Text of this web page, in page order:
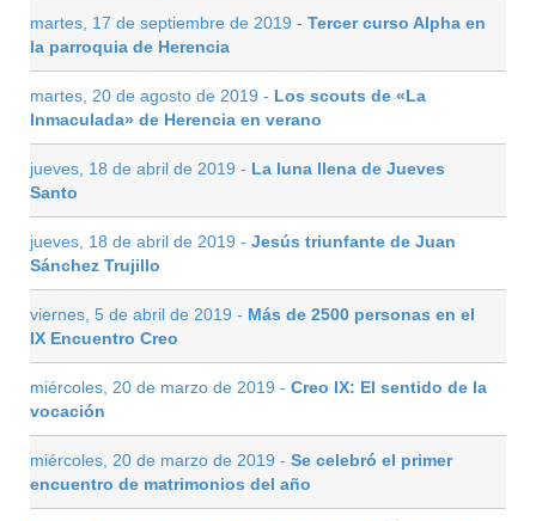
martes, 17 de septiembre de 2019 - Tercer curso Alpha en
la parroquia de Herencia
martes, 20 de agosto de 2019 - Los scouts de «La
Inmaculada» de Herencia en verano
jueves, 18 de abril de 2019 - La luna llena de Jueves
Santo
jueves, 18 de abril de 2019 - Jesús triunfante de Juan
Sánchez Trujillo
viernes, 5 de abril de 2019 - Más de 2500 personas en el
IX Encuentro Creo
miércoles, 20 de marzo de 2019 - Creo IX: El sentido de la
vocación
miércoles, 20 de marzo de 2019 - Se celebró el primer
encuentro de matrimonios del año